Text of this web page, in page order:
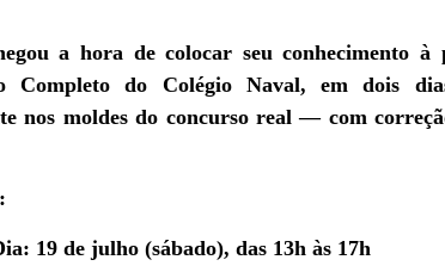
a hora de colocar seu conhecimento à
Completo do Colégio Naval, em dois
nos moldes do concurso real — com
19 de julho (sábado), das 13h às 17h